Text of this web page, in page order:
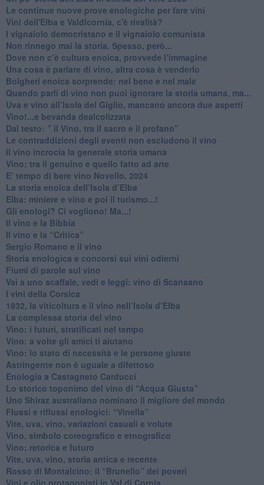
Le continue nuove prove enologiche per fare vini
Vini dell'Elba e Valdicornia, c'è rivalità?
​I vignaiolo democristano e il vignaiolo comunista
​Non rinnego mai la storia. Spesso, però...
​Dove non c’è cultura enoica, provvede l’immagine
​Una cosa è parlare di vino, altra cosa è venderlo
Bolgheri enoica sorprende: nel bene e nel male
​Quando parli di vino non puoi ignorare la storia umana, ma...
Uva e vino all’Isola del Giglio, mancano ancora due aspetti
​Vino!...e bevanda dealcolizzata
​Dal testo: ” il Vino, tra il sacro e il profano”
Le contraddizioni degli eventi non escludono il vino
​Il vino incrocia la generale storia umana
Vino: tra il genuino e quello fatto ad arte
E’ tempo di bere vino Novello, 2024
La storia enoica dell’Isola d’Elba
Elba: miniere e vino e poi il turismo...!
​Gli enologi? Ci vogliono! Ma...!
​Il vino e la Bibbia
​Il vino e la “Critica”
Sergio Romano e il vino
​Storia enologica e concorsi sui vini odierni
Fiumi di parole sul vino
​Vai a uno scaffale, vedi e leggi: vino di Scansano
​I vini della Corsica
​1932, la viticoltura e il vino nell’Isola d’Elba
​La complessa storia del vino
​Vino: i futuri, stratificati nel tempo
Vino: a volte gli amici ti aiutano
Vino: lo stato di necessità e le persone giuste
​Astringente non è uguale a difettoso
Enologia a Castagneto Carducci
Lo storico toponimo del vino di “Acqua Giusta”
Uno Shiraz australiano nominato il migliore del mondo
​Flussi e riflussi enologici: “Vinella”
Vite, uva, vino, variazioni casuali e volute
Vino, simbolo coreografico e etnografico
​Vino: retorica e futuro
​Vite, uva, vino, storia antica e recente
​Rosso di Montalcino: il “Brunello” dei poveri
Vini e olio protagonisti in Val di Cornia